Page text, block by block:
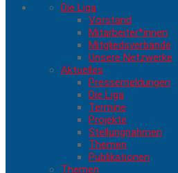
Die Liga
Vorstand
Mitarbeiter*innen
Mitgliedsverbände
Unsere Netzwerke
Aktuelles
Pressemeldungen
Die Liga
Termine
Projekte
Stellungnahmen
Themen
Publikationen
Themen